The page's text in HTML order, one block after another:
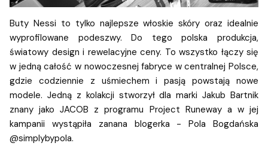
Buty Nessi to tylko najlepsze włoskie skóry oraz idealnie
wyprofilowane podeszwy. Do tego polska produkcja,
światowy design i rewelacyjne ceny. To wszystko łączy się
w jedną całość w nowoczesnej fabryce w centralnej Polsce,
gdzie codziennie z uśmiechem i pasją powstają nowe
modele. Jedną z kolakcji stworzył dla marki Jakub Bartnik
znany jako JACOB z programu Project Runeway a w jej
kampanii wystąpiła zanana blogerka - Pola Bogdańska
@simplybypola.